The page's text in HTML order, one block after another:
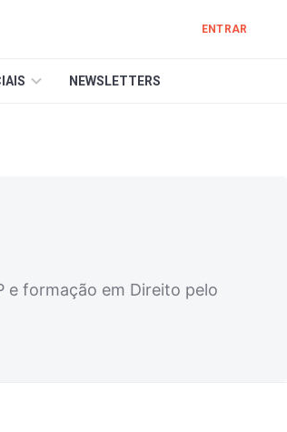
ENTRAR
NEWSLETTERS
e formação em Direito pelo